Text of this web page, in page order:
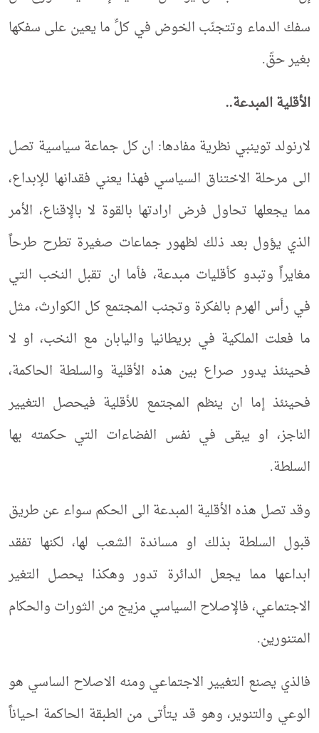
سفك الدماء وتتجنّب الخوض في كلِّ ما يعين على سفكها
بغير حقّ.
الأقلية المبدعة..
لارنولد توينبي نظرية مفادها: ان كل جماعة سياسية تصل
الى مرحلة الاختناق السياسي فهذا يعني فقدانها للإبداع،
مما يجعلها تحاول فرض ارادتها بالقوة لا بالإقناع، الأمر
الذي يؤول بعد ذلك لظهور جماعات صغيرة تطرح طرحاً
مغايراً وتبدو كأقليات مبدعة، فأما ان تقبل النخب التي
في رأس الهرم بالفكرة وتجنب المجتمع كل الكوارث، مثل
ما فعلت الملكية في بريطانيا واليابان مع النخب، او لا
فحينئذ يدور صراع بين هذه الأقلية والسلطة الحاكمة،
فحينئذ إما ان ينظم المجتمع للأقلية فيحصل التغيير
الناجز، او يبقى في نفس الفضاءات التي حكمته بها
السلطة.
وقد تصل هذه الأقلية المبدعة الى الحكم سواء عن طريق
قبول السلطة بذلك او مساندة الشعب لها، لكنها تفقد
ابداعها مما يجعل الدائرة تدور وهكذا يحصل التغير
الاجتماعي، فالإصلاح السياسي مزيج من الثورات والحكام
المتنورين.
فالذي يصنع التغيير الاجتماعي ومنه الاصلاح الساسي هو
الوعي والتنوير، وهو قد يتأتى من الطبقة الحاكمة احياناً